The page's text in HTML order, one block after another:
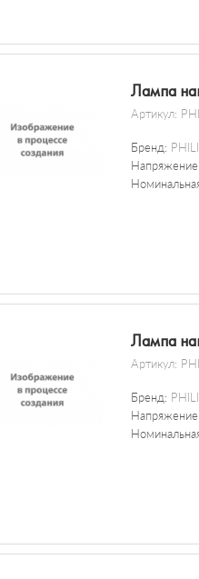
Лампа
Артикул:
Бренд:
Лампа
Артикул:
Бренд: